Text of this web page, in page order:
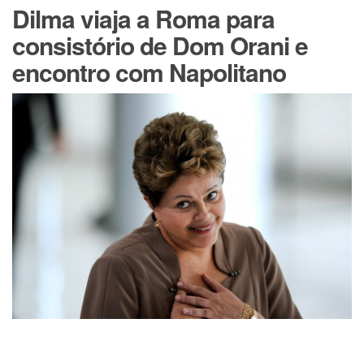
Dilma viaja a Roma para
consistório de Dom Orani e
encontro com Napolitano